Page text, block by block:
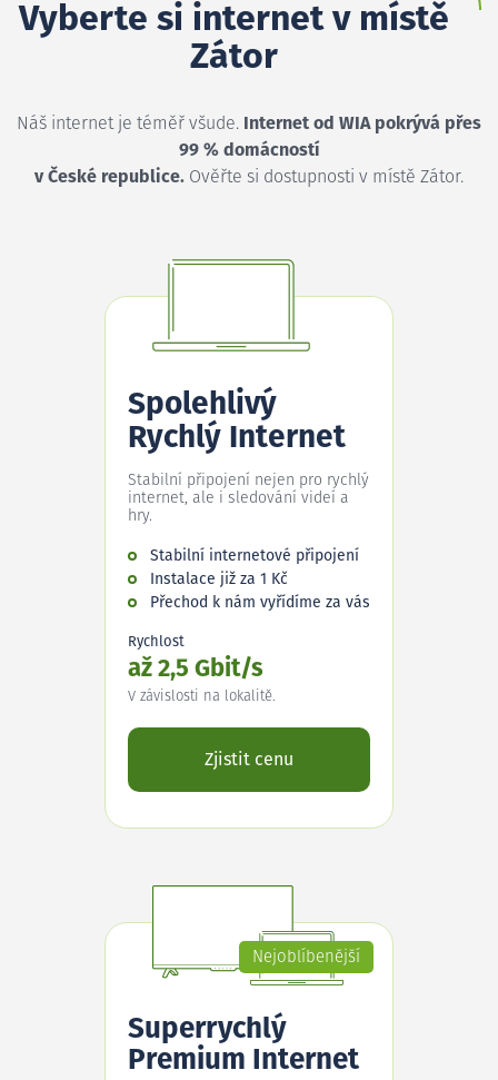
Vyberte si internet v místě
Zátor
Náš internet je téměř všude. Internet od WIA pokrývá přes
99 % domácností
v České republice. Ověřte si dostupnosti v místě Zátor.
Spolehlivý
Rychlý Internet
Stabilní připojení nejen pro rychlý
internet, ale i sledování videí a
hry.
Stabilní internetové připojení
Instalace již za 1 Kč
Přechod k nám vyřídíme za vás
Rychlost
až 2,5 Gbit/s
V závislosti na lokalitě.
Zjistit cenu
Nejoblíbenější
Superrychlý
Premium Internet